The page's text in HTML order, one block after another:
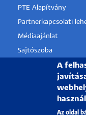
PTE Alapítvány
Partnerkapcsolati
Médiaajánlat
Sajtószoba
Pályázati projektek
A
Az oldal